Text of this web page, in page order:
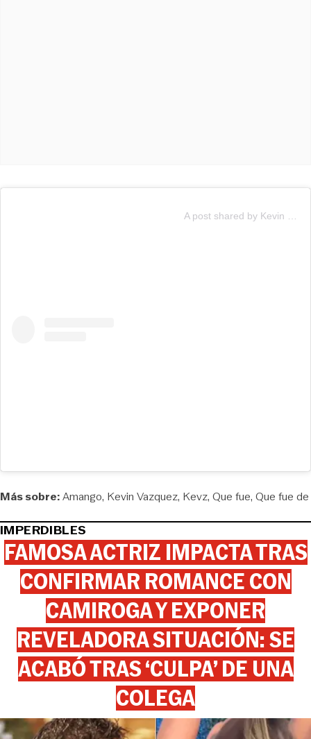
Más sobre:Amango Kevin Vazquez Kevz Que fue Que fue de
IMPERDIBLES
FAMOSA ACTRIZ IMPACTA TRAS
CONFIRMAR ROMANCE CON
CAMIROGA Y EXPONER
REVELADORA SITUACIÓN: SE
ACABÓ TRAS ‘CULPA’ DE UNA
COLEGA